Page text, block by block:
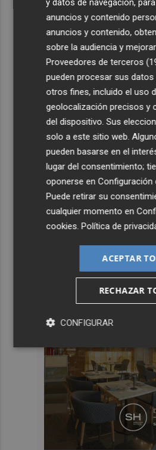
y datos de navegación,
anuncios y contenido
anuncios y contenido,
sobre la audiencia y
Proveedores de terceros
pueden procesar sus
otros fines, incluido el uso
geolocalización precisos y
del dispositivo. Sus
solo a este sitio web.
pueden basarse en el
lugar del consentimiento;
oponerse enConfiguración
Puede retirar su
cualquier momento en
cookies.Política de
ACEPTAR
RECHAZAR
CONFIGURAR